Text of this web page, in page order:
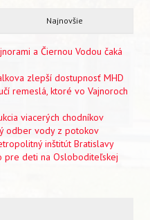
Najnovšie
a Čiernou Vodou čaká
zlepší dostupnosť MHD
remeslá, ktoré vo Vajnoroch
viacerých chodníkov
odber vody z potokov
inštitút Bratislavy
pre deti na Osloboditeľskej